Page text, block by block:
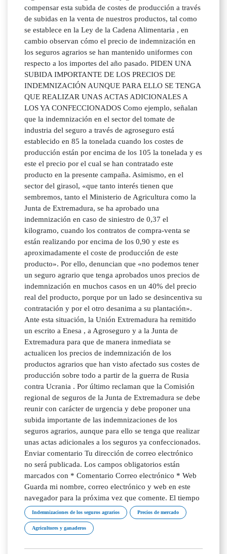
compensar esta subida de costes de producción a través
de subidas en la venta de nuestros productos, tal como
se establece en la Ley de la Cadena Alimentaria , en
cambio observan cómo el precio de indemnización en
los seguros agrarios se han mantenido uniformes con
respecto a los importes del año pasado. PIDEN UNA
SUBIDA IMPORTANTE DE LOS PRECIOS DE
INDEMNIZACIÓN AUNQUE PARA ELLO SE TENGA
QUE REALIZAR UNAS ACTAS ADICIONALES A
LOS YA CONFECCIONADOS Como ejemplo, señalan
que la indemnización en el sector del tomate de
industria del seguro a través de agroseguro está
establecido en 85 la tonelada cuando los costes de
producción están por encima de los 105 la tonelada y es
este el precio por el cual se han contratado este
producto en la presente campaña. Asimismo, en el
sector del girasol, «que tanto interés tienen que
sembremos, tanto el Ministerio de Agricultura como la
Junta de Extremadura, se ha aprobado una
indemnización en caso de siniestro de 0,37 el
kilogramo, cuando los contratos de compra-venta se
están realizando por encima de los 0,90 y este es
aproximadamente el coste de producción de este
producto». Por ello, denuncian que «no podemos tener
un seguro agrario que tenga aprobados unos precios de
indemnización en muchos casos en un 40% del precio
real del producto, porque por un lado se desincentiva su
contratación y por el otro desanima a su plantación».
Ante esta situación, la Unión Extremadura ha remitido
un escrito a Enesa , a Agroseguro y a la Junta de
Extremadura para que de manera inmediata se
actualicen los precios de indemnización de los
productos agrarios que han visto afectado sus costes de
producción sobre todo a partir de la guerra de Rusia
contra Ucrania . Por último reclaman que la Comisión
regional de seguros de la Junta de Extremadura se debe
reunir con carácter de urgencia y debe proponer una
subida importante de las indemnizaciones de los
seguros agrarios, aunque para ello se tenga que realizar
unas actas adicionales a los seguros ya confeccionados.
Enviar comentario Tu dirección de correo electrónico
no será publicada. Los campos obligatorios están
marcados con * Comentario Correo electrónico * Web
Guarda mi nombre, correo electrónico y web en este
navegador para la próxima vez que comente. El tiempo
Indemnizaciones de los seguros agrarios Precios de mercado
Agricultores y ganaderos